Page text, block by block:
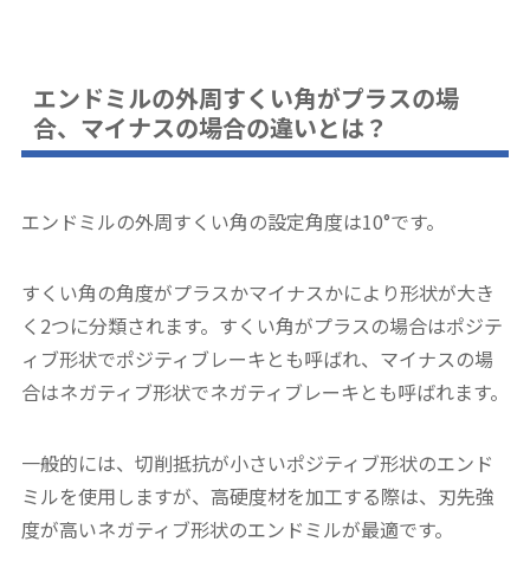
エンドミルの外周すくい角がプラスの場
合、マイナスの場合の違いとは？
エンドミルの外周すくい角の設定角度は10°です。
すくい角の角度がプラスかマイナスかにより形状が大き
く2つに分類されます。すくい角がプラスの場合はポジテ
ィブ形状でポジティブレーキとも呼ばれ、マイナスの場
合はネガティブ形状でネガティブレーキとも呼ばれます。
一般的には、切削抵抗が小さいポジティブ形状のエンド
ミルを使用しますが、高硬度材を加工する際は、刃先強
度が高いネガティブ形状のエンドミルが最適です。